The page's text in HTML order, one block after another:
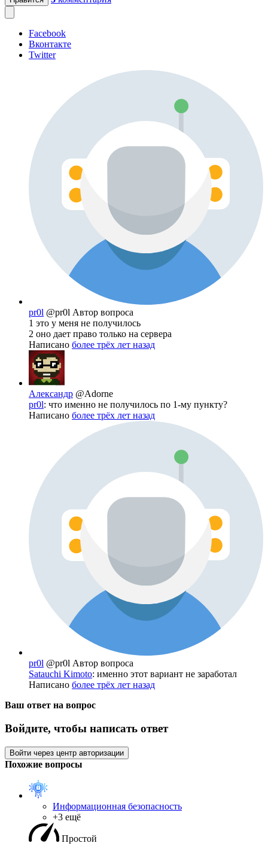
Facebook
Вконтакте
Twitter
pr0l @pr0l Автор вопроса
1 это у меня не получилось
2 оно дает право только на сервера
Написано более трёх лет назад
Александр @Adorne
pr0l: что именно не получилось по 1-му пункту?
Написано более трёх лет назад
pr0l @pr0l Автор вопроса
Satauchi Kimoto: именно этот вариант не заработал
Написано более трёх лет назад
Ваш ответ на вопрос
Войдите, чтобы написать ответ
Войти через центр авторизации
Похожие вопросы
Информационная безопасность
+3 ещё
Простой